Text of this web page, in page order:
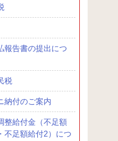
報告書の提出につ
税
納付のご案内
整給付金（不足額
不足額給付2）につ